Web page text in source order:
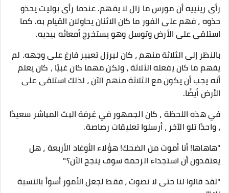
رأى رينييه أن مورس ما زال لا يفهم. عندما رأى بوليت يحذو
حذوه ، فهم على الفور ما كان الاثنان يحاولان القيام به. كما
استلقى على الأرض وتوسل وهو يستخرج أمعائه بيديه.
بالنظر إلى الثلاثة منهم ، كان لبرزل تعبير فارغ على وجهه. لم
يفهم ما كان يفعله الثلاثة ، ولكن مهما كان غبيًا ، كان يعلم
أنه يجب أن يكون مع الثلاثة منهم الآن ، لذلك استلقى على
الأرض أيضًا.
في هذه اللحظة ، كان الجمهور في غرفة البث المباشر سعيدًا
، واحدًا تلو الآخر ، أرسلوا تعليقات رصاصة.
"هاهاها! أنا أموت من الضحك! هؤلاء الأوغاد الأربعة ، هل
يعتقدون أن استجداء الرحمة سوف ينجح الآن؟"
"لقد قالوا لنا حتى لا نصوت ، فقط لجعل الأمور أسوأ بالنسبة